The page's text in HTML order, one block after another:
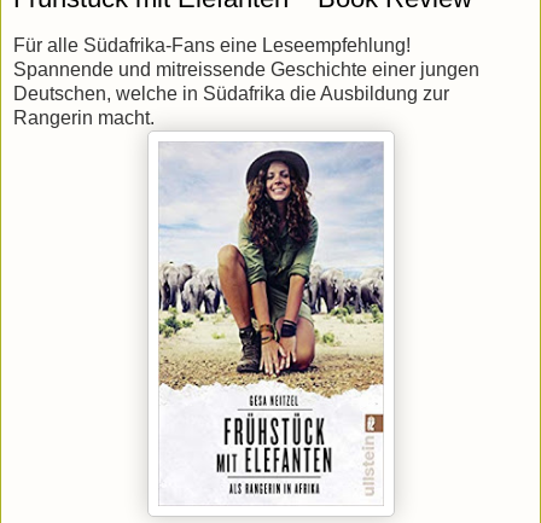
Für alle Südafrika-Fans eine Leseempfehlung!
Spannende und mitreissende Geschichte einer jungen
Deutschen, welche in Südafrika die Ausbildung zur
Rangerin macht.